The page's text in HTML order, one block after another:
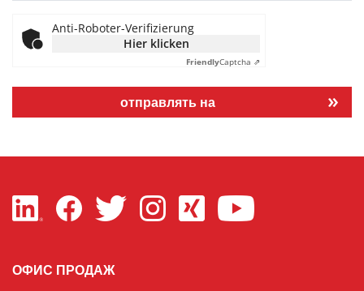
Anti-Roboter-Verifizierung
Hier klicken
FriendlyCaptcha ⇗
отправлять на
ОФИС ПРОДАЖ